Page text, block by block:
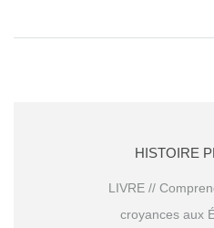
HISTOIRE
LIVRE //
croyances aux